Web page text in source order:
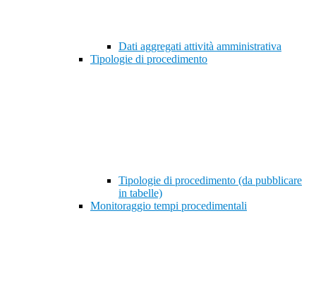
Dati aggregati attività amministrativa
Tipologie di procedimento
Tipologie di procedimento (da pubblicare
in tabelle)
Monitoraggio tempi procedimentali